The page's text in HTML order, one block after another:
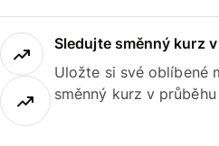
Sledujte směnný kurz
Uložte si své oblíbené
směnný kurz v